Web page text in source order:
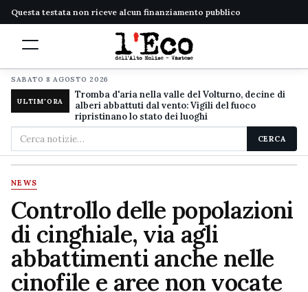
Questa testata non riceve alcun finanziamento pubblico
SABATO 8 AGOSTO 2026
ULTIM'ORA
Tromba d'aria nella valle del Volturno, decine di
alberi abbattuti dal vento: Vigili del fuoco
ripristinano lo stato dei luoghi
Cerca
nel
sito
CERCA
NEWS
Controllo delle popolazioni
di cinghiale, via agli
abbattimenti anche nelle
cinofile e aree non vocate